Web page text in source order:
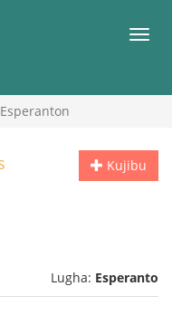
Kujibu
Lugha: Esperanto